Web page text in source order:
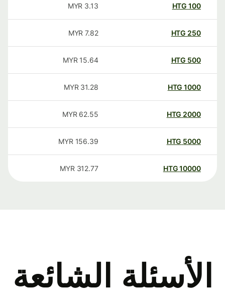
100
HTG
3.13
MYR
250
HTG
7.82
MYR
500
HTG
15.64
MYR
1000
HTG
31.28
MYR
2000
HTG
62.55
MYR
5000
HTG
156.39
MYR
10000
HTG
312.77
MYR
الأسئلة الشائعة